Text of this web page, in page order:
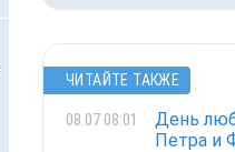
ЧИТАЙТЕ ТАКЖЕ
08.07 08:01
День
Петра и